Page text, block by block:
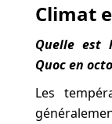
Climat
Quelle est
Quoc en
Les